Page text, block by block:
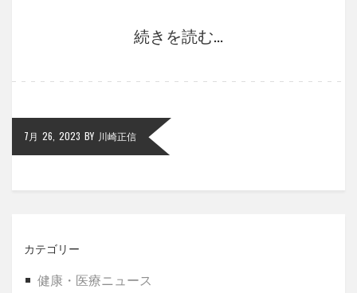
新の科学的知識に基づいた最善の健康結果を提供すること
続きを読む...
7月 26, 2023 BY 川崎正信
カテゴリー
健康・医療ニュース